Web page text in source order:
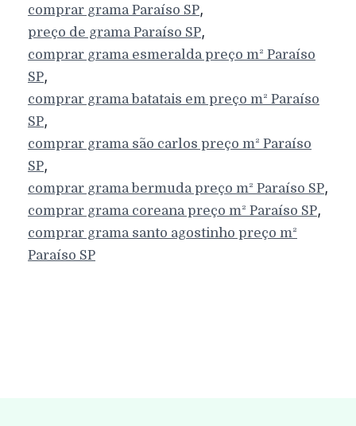
comprar gramaParaíso SP,
preço de gramaParaíso SP,
comprar grama esmeralda preço m² Paraíso
SP,
comprar grama batatais em preço m² Paraíso
SP,
comprar grama são carlos preço m² Paraíso
SP,
comprar grama bermuda preço m² Paraíso SP,
comprar grama coreana preço m² Paraíso SP,
comprar grama santo agostinho preço m²
Paraíso SP